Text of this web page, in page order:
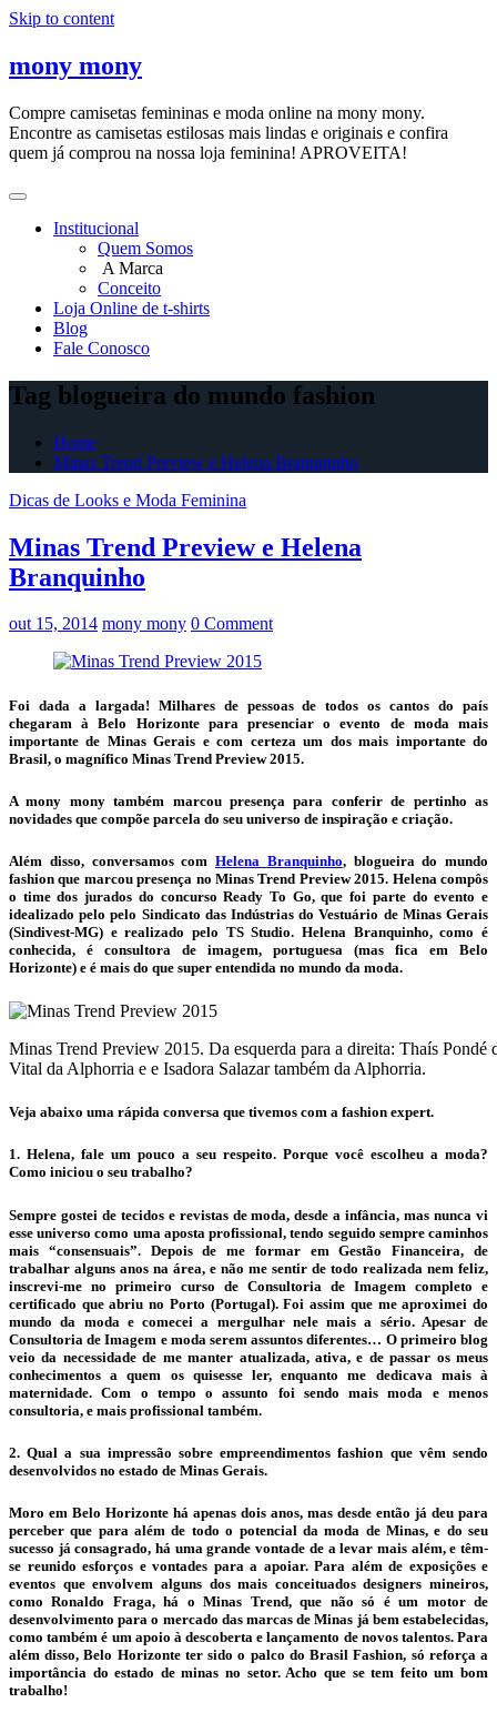
Skip to content
mony mony
Compre camisetas femininas e moda online na mony mony.
Encontre as camisetas estilosas mais lindas e originais e confira
quem já comprou na nossa loja feminina! APROVEITA!
Institucional
Quem Somos
A Marca
Conceito
Loja Online de t-shirts
Blog
Fale Conosco
Tag blogueira do mundo fashion
Home
Minas Trend Preview e Helena Branquinho
Dicas de Looks e Moda Feminina
Minas Trend Preview e Helena
Branquinho
out 15, 2014 mony mony 0 Comment
Foi dada a largada! Milhares de pessoas de todos os cantos do país
chegaram à Belo Horizonte para presenciar o evento de moda mais
importante de Minas Gerais e com certeza um dos mais importante do
Brasil, o magnífico Minas Trend Preview 2015.
A mony mony também marcou presença para conferir de pertinho as
novidades que compõe parcela do seu universo de inspiração e criação.
Além disso, conversamos com Helena Branquinho, blogueira do mundo
fashion que marcou presença no Minas Trend Preview 2015. Helena compôs
o time dos jurados do concurso Ready To Go, que foi parte do evento e
idealizado pelo pelo Sindicato das Indústrias do Vestuário de Minas Gerais
(Sindivest-MG) e realizado pelo TS Studio. Helena Branquinho, como é
conhecida, é consultora de imagem, portuguesa (mas fica em Belo
Horizonte) e é mais do que super entendida no mundo da moda.
Minas Trend Preview 2015. Da esquerda para a direita: Thaís Pondé
Vital da Alphorria e e Isadora Salazar também da Alphorria.
Veja abaixo uma rápida conversa que tivemos com a fashion expert.
1. Helena, fale um pouco a seu respeito. Porque você escolheu a moda?
Como iniciou o seu trabalho?
Sempre gostei de tecidos e revistas de moda, desde a infância, mas nunca vi
esse universo como uma aposta profissional, tendo seguido sempre caminhos
mais “consensuais”. Depois de me formar em Gestão Financeira, de
trabalhar alguns anos na área, e não me sentir de todo realizada nem feliz,
inscrevi-me no primeiro curso de Consultoria de Imagem completo e
certificado que abriu no Porto (Portugal). Foi assim que me aproximei do
mundo da moda e comecei a mergulhar nele mais a sério. Apesar de
Consultoria de Imagem e moda serem assuntos diferentes… O primeiro blog
veio da necessidade de me manter atualizada, ativa, e de passar os meus
conhecimentos a quem os quisesse ler, enquanto me dedicava mais à
maternidade. Com o tempo o assunto foi sendo mais moda e menos
consultoria, e mais profissional também.
2. Qual a sua impressão sobre empreendimentos fashion que vêm sendo
desenvolvidos no estado de Minas Gerais.
Moro em Belo Horizonte há apenas dois anos, mas desde então já deu para
perceber que para além de todo o potencial da moda de Minas, e do seu
sucesso já consagrado, há uma grande vontade de a levar mais além, e têm-
se reunido esforços e vontades para a apoiar. Para além de exposições e
eventos que envolvem alguns dos mais conceituados designers mineiros,
como Ronaldo Fraga, há o Minas Trend, que não só é um motor de
desenvolvimento para o mercado das marcas de Minas já bem estabelecidas,
como também é um apoio à descoberta e lançamento de novos talentos. Para
além disso, Belo Horizonte ter sido o palco do Brasil Fashion, só reforça a
importância do estado de minas no setor. Acho que se tem feito um bom
trabalho!